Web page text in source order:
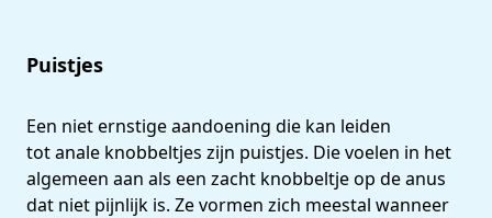
Puistjes
Een niet ernstige aandoening die kan leiden
tot anale knobbeltjes zijn puistjes. Die voelen in het
algemeen aan als een zacht knobbeltje op de anus
dat niet pijnlijk is. Ze vormen zich meestal wanneer